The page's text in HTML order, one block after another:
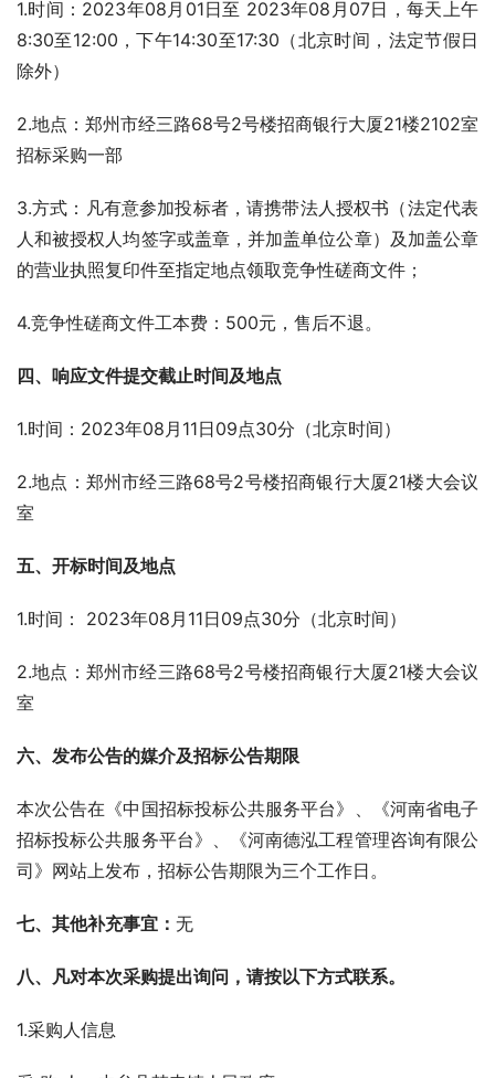
1.时间：2023年08月01日至 2023年08月07日，每天上午
8:30至12:00，下午14:30至17:30（北京时间，法定节假日
除外）
2.地点：郑州市经三路68号2号楼招商银行大厦21楼2102室
招标采购一部
3.方式：凡有意参加投标者，请携带法人授权书（法定代表
人和被授权人均签字或盖章，并加盖单位公章）及加盖公章
的营业执照复印件至指定地点领取竞争性磋商文件；
4.竞争性磋商文件工本费：500元，售后不退。
四、响应文件提交截止时间及地点
1.时间：2023年08月11日09点30分（北京时间）
2.地点：郑州市经三路68号2号楼招商银行大厦21楼大会议
室
五、开标时间及地点
1.时间： 2023年08月11日09点30分（北京时间）
2.地点：郑州市经三路68号2号楼招商银行大厦21楼大会议
室
六、发布公告的媒介及招标公告期限
本次公告在《中国招标投标公共服务平台》、《河南省电子
招标投标公共服务平台》、《河南德泓工程管理咨询有限公
司》网站上发布，招标公告期限为三个工作日。
七、其他补充事宜 ： 无
八、凡对本次采购提出询问，请按以下方式联系。
1.采购人信息